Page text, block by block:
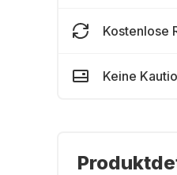
Kostenlose
Keine